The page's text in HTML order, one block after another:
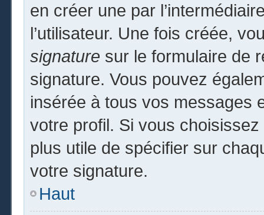
en créer une par
l’utilisateur. Une fois créée,
signature sur le formulaire de
signature. Vous pouvez
insérée à tous vos messages
votre profil. Si vous
plus utile de spécifier sur
votre signature.
Haut